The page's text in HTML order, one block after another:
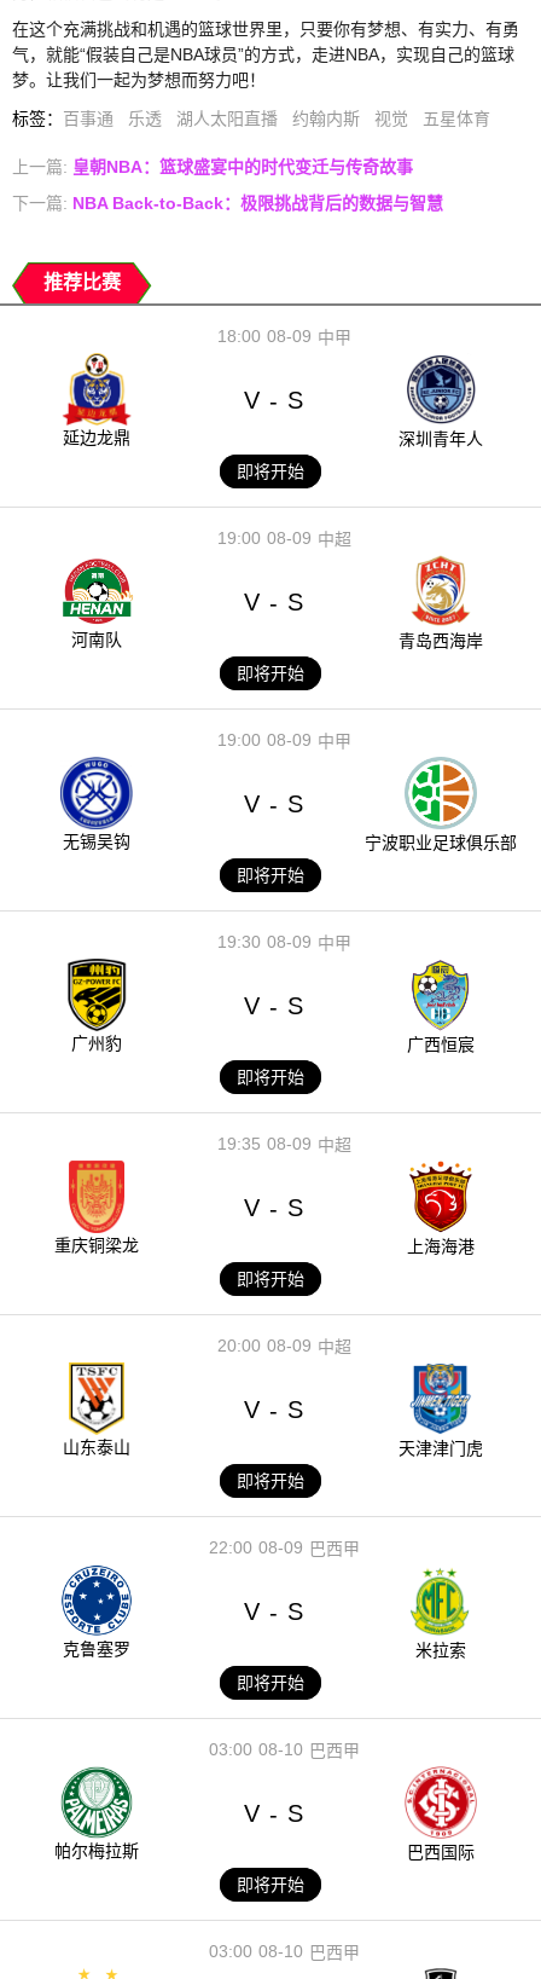
在这个充满挑战和机遇的篮球世界里，只要你有梦想、有实力、有勇
气，就能“假装自己是NBA球员”的方式，走进NBA，实现自己的篮球
梦。让我们一起为梦想而努力吧！
标签： 百事通 乐透 湖人太阳直播 约翰内斯 视觉 五星体育
上一篇: 皇朝NBA：篮球盛宴中的时代变迁与传奇故事
下一篇: NBA Back-to-Back：极限挑战背后的数据与智慧
推荐比赛
08-09
18:00 中甲
延边龙鼎
V - S
深圳青年人
即将开始
08-09
19:00 中超
河南队
V - S
青岛西海岸
即将开始
08-09
19:00 中甲
无锡吴钩
V - S
宁波职业足球俱乐部
即将开始
08-09
19:30 中甲
广州豹
V - S
广西恒宸
即将开始
08-09
19:35 中超
重庆铜梁龙
V - S
上海海港
即将开始
08-09
20:00 中超
山东泰山
V - S
天津津门虎
即将开始
08-09
22:00 巴西甲
克鲁塞罗
V - S
米拉索
即将开始
08-10
03:00 巴西甲
帕尔梅拉斯
V - S
巴西国际
即将开始
08-10
03:00 巴西甲